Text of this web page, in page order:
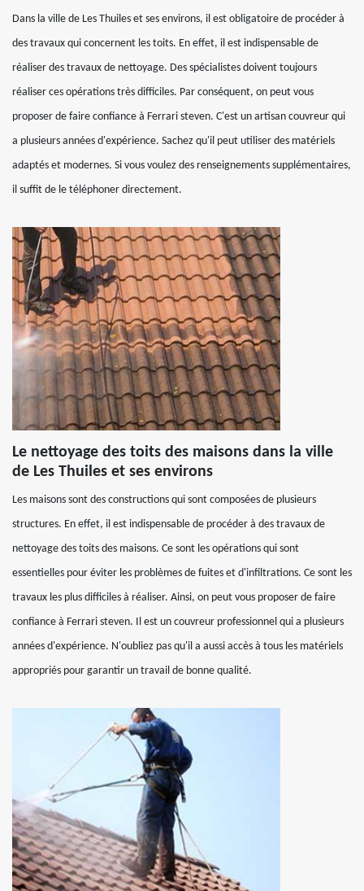
Dans la ville de Les Thuiles et ses environs, il est obligatoire de procéder à
des travaux qui concernent les toits. En effet, il est indispensable de
réaliser des travaux de nettoyage. Des spécialistes doivent toujours
réaliser ces opérations très difficiles. Par conséquent, on peut vous
proposer de faire confiance à Ferrari steven. C'est un artisan couvreur qui
a plusieurs années d'expérience. Sachez qu'il peut utiliser des matériels
adaptés et modernes. Si vous voulez des renseignements supplémentaires,
il suffit de le téléphoner directement.
Le nettoyage des toits des maisons dans la ville
de Les Thuiles et ses environs
Les maisons sont des constructions qui sont composées de plusieurs
structures. En effet, il est indispensable de procéder à des travaux de
nettoyage des toits des maisons. Ce sont les opérations qui sont
essentielles pour éviter les problèmes de fuites et d'infiltrations. Ce sont les
travaux les plus difficiles à réaliser. Ainsi, on peut vous proposer de faire
confiance à Ferrari steven. Il est un couvreur professionnel qui a plusieurs
années d'expérience. N'oubliez pas qu'il a aussi accès à tous les matériels
appropriés pour garantir un travail de bonne qualité.